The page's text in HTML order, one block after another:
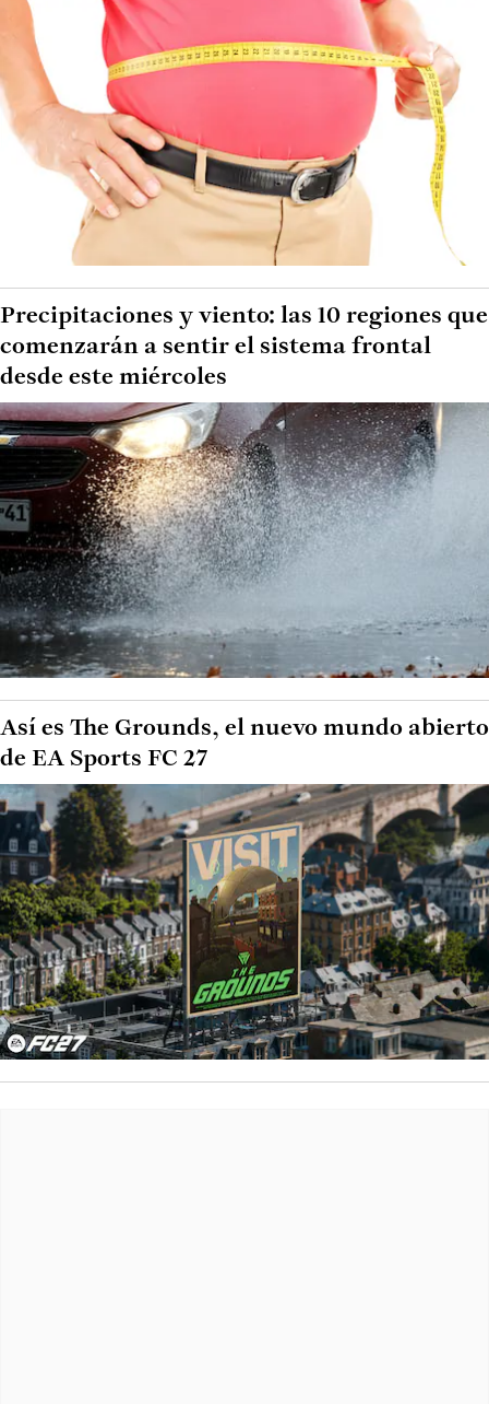
Precipitaciones y viento: las 10 regiones que
comenzarán a sentir el sistema frontal
desde este miércoles
Así es The Grounds, el nuevo mundo abierto
de EA Sports FC 27